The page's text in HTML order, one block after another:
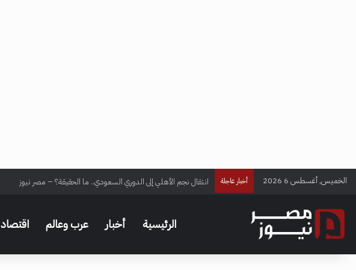
الخميس, أغسطس 6 2026 أخبار عاجلة انتقال نجم الأهلي إلى الدوري السعودي.. ما الحقيقة؟ – مصر نيوز
الرئيسية أخبار عرب وعالم اقتصاد